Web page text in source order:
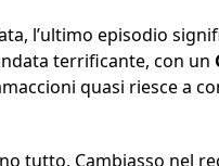
l’ultimo episodio
terrificante, con un
quasi riesce a
tutto, Cambiasso nel